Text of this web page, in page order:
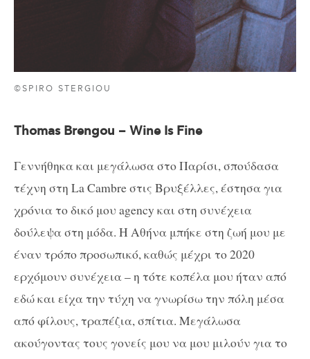
©SPIRO STERGIOU
Thomas Brengou – Wine Is Fine
Γεννήθηκα και μεγάλωσα στο Παρίσι, σπούδασα
τέχνη στη La Cambre στις Βρυξέλλες, έστησα για
χρόνια το δικό μου agency και στη συνέχεια
δούλεψα στη μόδα. Η Αθήνα μπήκε στη ζωή μου με
έναν τρόπο προσωπικό, καθώς μέχρι το 2020
ερχόμουν συνέχεια – η τότε κοπέλα μου ήταν από
εδώ και είχα την τύχη να γνωρίσω την πόλη μέσα
από φίλους, τραπέζια, σπίτια. Μεγάλωσα
ακούγοντας τους γονείς μου να μου μιλούν για το